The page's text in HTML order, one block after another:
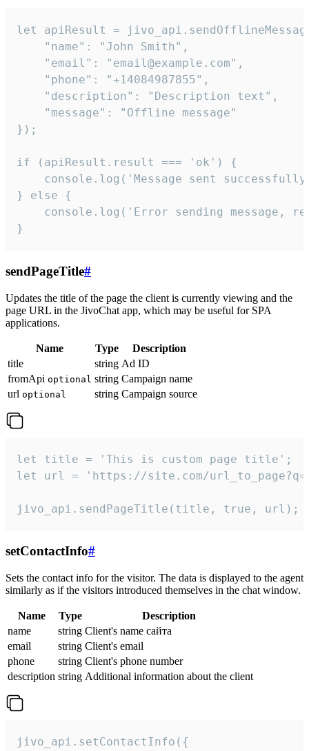
let apiResult =
    "name": "John Smith",
    "email": "email@example.com",
    "phone": "+14084987855",
    "description": "Description text",
    "message": "Offline message"
});
if (apiResult.result === 'ok') {
console.log('Message sent
} else {
console.log('Error sending message,
}
sendPageTitle#
Updates the title of the page the client is currently viewing and the
page URL in the JivoChat app, which may be useful for SPA
applications.
Name Type
Description
title
string Ad ID
fromApi optional string Campaign name
url optional string Campaign source
let title = 'This is custom page title';
let url = 'https://site.com/
jivo_api.sendPageTitle(title, true, url);
setContactInfo#
Sets the contact info for the visitor. The data is displayed to the agent
similarly as if the visitors introduced themselves in the chat window.
Name Type
Description
name
string Client's name сайта
email
string Client's email
phone
string Client's phone number
description string Additional information about the client
jivo_api.setContactInfo({